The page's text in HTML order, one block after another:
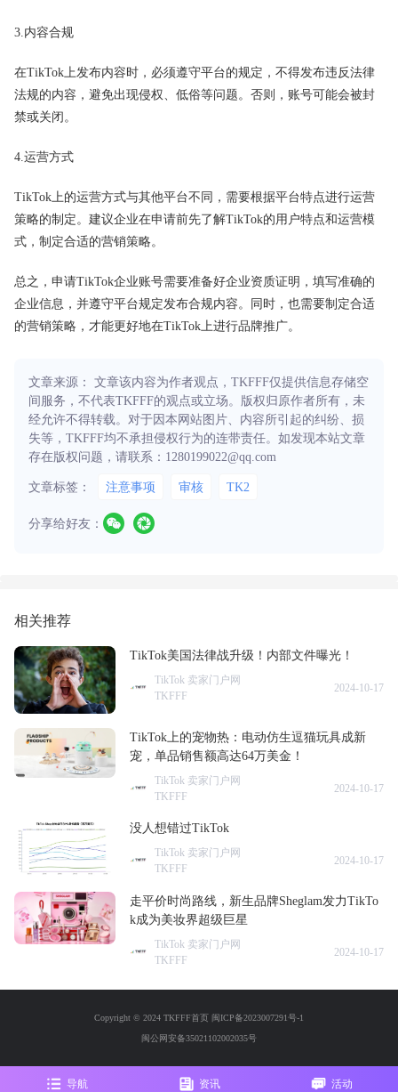
3.内容合规
在TikTok上发布内容时，必须遵守平台的规定，不得发布违反法律
法规的内容，避免出现侵权、低俗等问题。否则，账号可能会被封
禁或关闭。
4.运营方式
TikTok上的运营方式与其他平台不同，需要根据平台特点进行运营
策略的制定。建议企业在申请前先了解TikTok的用户特点和运营模
式，制定合适的营销策略。
总之，申请TikTok企业账号需要准备好企业资质证明，填写准确的
企业信息，并遵守平台规定发布合规内容。同时，也需要制定合适
的营销策略，才能更好地在TikTok上进行品牌推广。
文章来源： 文章该内容为作者观点，TKFFF仅提供信息存储空
间服务，不代表TKFFF的观点或立场。版权归原作者所有，未
经允许不得转载。对于因本网站图片、内容所引起的纠纷、损
失等，TKFFF均不承担侵权行为的连带责任。如发现本站文章
存在版权问题，请联系：1280199022@qq.com
文章标签： 注意事项 审核 TK2
分享给好友：
相关推荐
TikTok美国法律战升级！内部文件曝光！
TikTok 卖家门户网
TKFFF
2024-10-17
TikTok上的宠物热：电动仿生逗猫玩具成新
宠，单品销售额高达64万美金！
TikTok 卖家门户网
TKFFF
2024-10-17
没人想错过TikTok
TikTok 卖家门户网
TKFFF
2024-10-17
走平价时尚路线，新生品牌Sheglam发力TikTo
k成为美妆界超级巨星
TikTok 卖家门户网
TKFFF
2024-10-17
Copyright © 2024 TKFFF首页 闽ICP备2023007291号-1
闽公网安备35021102002035号
导航 资讯 活动